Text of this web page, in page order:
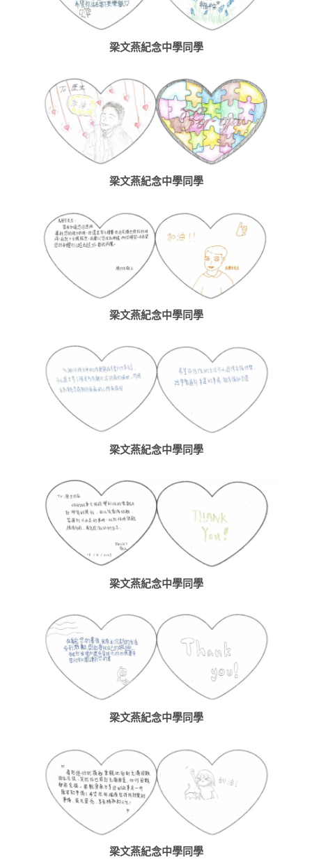
梁文燕紀念中學同學
梁文燕紀念中學同學
梁文燕紀念中學同學
梁文燕紀念中學同學
梁文燕紀念中學同學
梁文燕紀念中學同學
梁文燕紀念中學同學